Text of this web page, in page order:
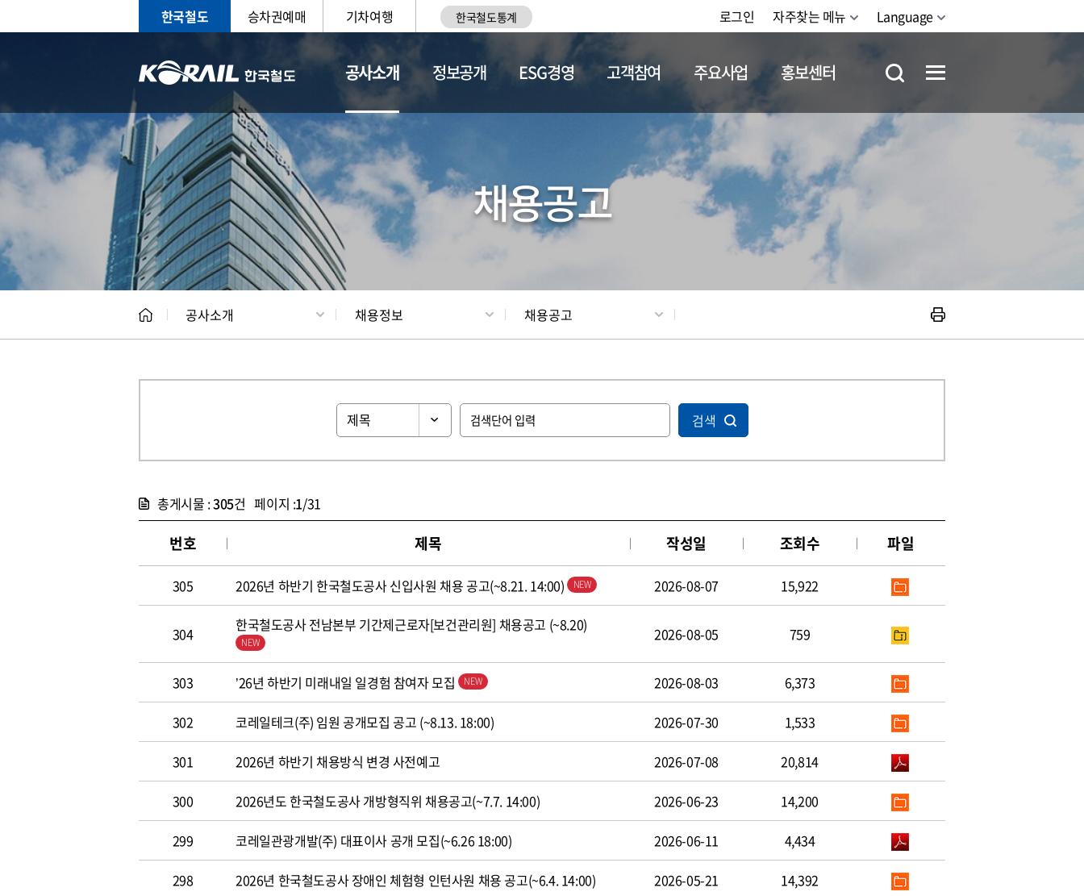
한국철도 승차권예매 기차여행 한국철도통계 로그인 자주찾는 메뉴 Language
공사소개
CEO 일반현황 채용정보
정보공개 ESG경영 고객참여 주요사업 홍보센터
채용공고
공사소개 채용정보 채용공고
검색
총게시물 :305건 페이지 :1/31
번호 제목 작성일 조회수 파일
305 2026년 하반기 한국철도공사 신입사원 채용 공고(~8.21. 14:00) 2026-08-07 15,922
304 한국철도공사 전남본부 기간제근로자[보건관리원] 채용공고 (~8.20) 2026-08-05 759
303 ’26년 하반기 미래내일 일경험 참여자 모집 2026-08-03 6,373
302 코레일테크(주) 임원 공개모집 공고 (~8.13. 18:00) 2026-07-30 1,533
301 2026년 하반기 채용방식 변경 사전예고 2026-07-08 20,814
300 2026년도 한국철도공사 개방형직위 채용공고(~7.7. 14:00) 2026-06-23 14,200
299 코레일관광개발(주) 대표이사 공개 모집(~6.26 18:00) 2026-06-11 4,434
298 2026년 한국철도공사 장애인 체험형 인턴사원 채용 공고(~6.4. 14:00) 2026-05-21 14,392